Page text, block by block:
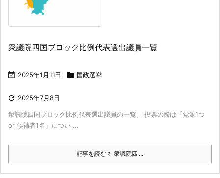
衆議院四国ブロック比例代表選出議員一覧
 2025年1月11日  国政選挙
 2025年7月8日
衆議院四国ブロック比例代表選出議員の一覧。 投票の際は「党派1つ
or 候補者1名」につい ...
記事を読む 衆議院四 ...